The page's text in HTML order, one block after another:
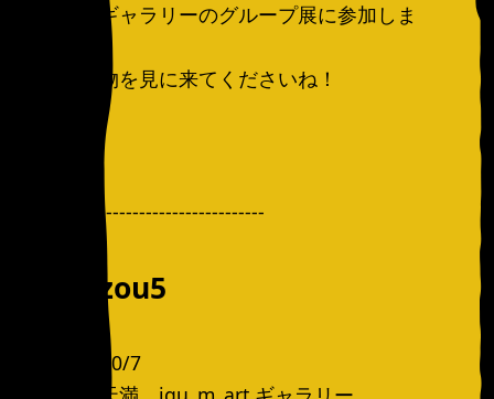
大阪のギャラリーのグループ展に参加しま
ぜひ実物を見に来てくださいね！
----------------------------------
zigazou5
10/3〜10/7